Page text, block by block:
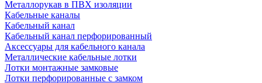
Металлорукав в ПВХ изоляции
Кабельные каналы
Кабельный канал
Кабельный канал перфорированный
Аксессуары для кабельного канала
Металлические кабельные лотки
Лотки монтажные замковые
Лотки перфорированные с замком